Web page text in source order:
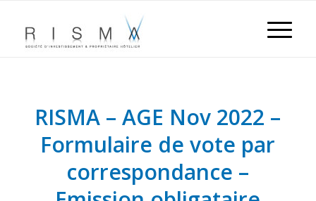
RISMA – AGE Nov 2022 –
Formulaire de vote par
correspondance –